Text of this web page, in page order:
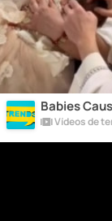
Babies
Vídeos de